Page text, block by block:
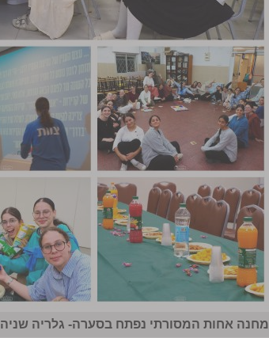
מחנה אחות המסורתי נפתח בסערה- גלריה שניה